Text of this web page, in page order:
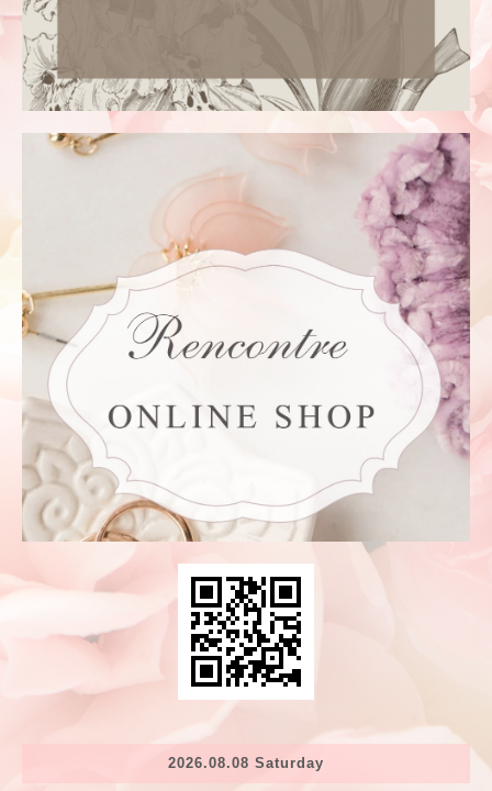
2026.08.08 Saturday